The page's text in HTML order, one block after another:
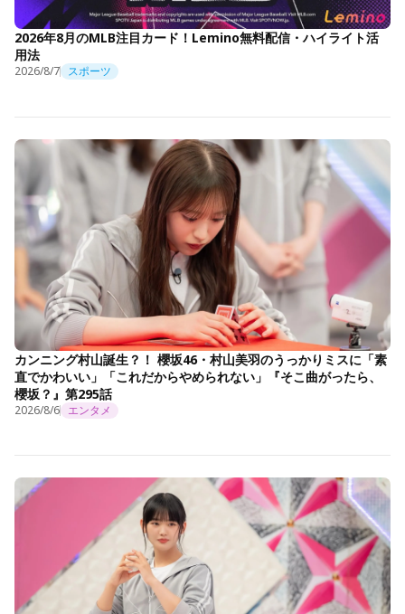
2026年8月のMLB注目カード！Lemino無料配信・ハイライト活
用法
2026/8/7 スポーツ
カンニング村山誕生？！ 櫻坂46・村山美羽のうっかりミスに「素
直でかわいい」「これだからやめられない」『そこ曲がったら、
櫻坂？』第295話
2026/8/6 エンタメ